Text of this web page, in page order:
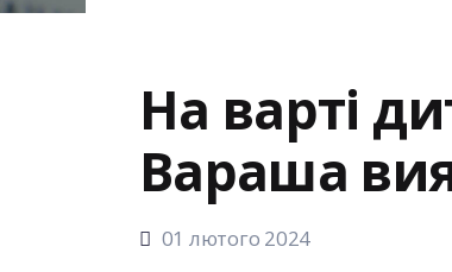
На варті
Вараша
01 лютого 2024